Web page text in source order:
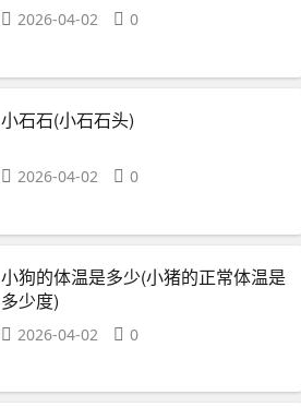
2026-04-02 0
小石石(小石石头)
2026-04-02 0
小狗的体温是多少(小猪的正常体温是
多少度)
2026-04-02 0